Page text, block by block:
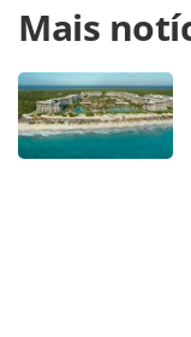
https://
anuncia-melhorias-
página. Todo o
Editora é protegido
autoral. Não
Mais